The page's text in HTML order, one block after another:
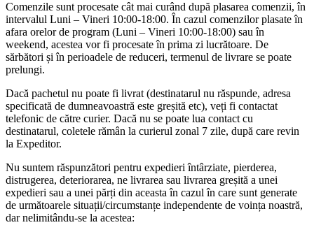
Comenzile sunt procesate cât mai curând după plasarea comenzii, în
intervalul Luni – Vineri 10:00-18:00. În cazul comenzilor plasate în
afara orelor de program (Luni – Vineri 10:00-18:00) sau în
weekend, acestea vor fi procesate în prima zi lucrătoare. De
sărbători și în perioadele de reduceri, termenul de livrare se poate
prelungi.
Dacă pachetul nu poate fi livrat (destinatarul nu răspunde, adresa
specificată de dumneavoastră este greșită etc), veți fi contactat
telefonic de către curier. Dacă nu se poate lua contact cu
destinatarul, coletele rămân la curierul zonal 7 zile, după care revin
la Expeditor.
Nu suntem răspunzători pentru expedieri întârziate, pierderea,
distrugerea, deteriorarea, ne livrarea sau livrarea greșită a unei
expedieri sau a unei părți din aceasta în cazul în care sunt generate
de următoarele situații/circumstanțe independente de voința noastră,
dar nelimitându-se la acestea: